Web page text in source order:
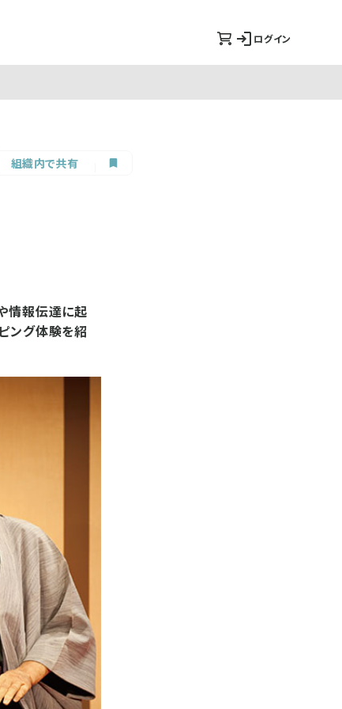
ログイン
組織内で共有
情報伝達に起
ング体験を紹